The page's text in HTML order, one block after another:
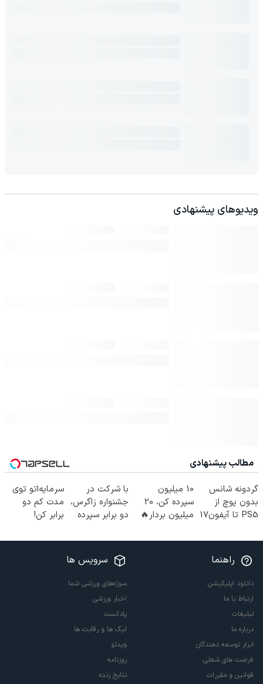
ویدیوهای پیشنهادی
مطالب پیشنهادی
گردونه شانس
بدون پوچ از
PS5 تا آیفون17
10 میلیون
سپرده کن، 20
میلیون بردار🔥
با شرکت در
جشنواره زاگرس،
دو برابر سپرده
کنید
سرمایه‌اتو توی
مدت کم دو
برابر کن!
زاگرس)🔥
راهنما
دانلود اپلیکیشن
ارتباط با ما
تبلیغات
درباره ما
ابزار توسعه دهندگان
فرصت های شغلی
قوانین و مقررات
سرویس ها
سوژه‌های ورزشی شما
اخبار ورزشی
پادکست
لیگ ها و رقابت ها
ویدئو
روزنامه
نتایج زنده